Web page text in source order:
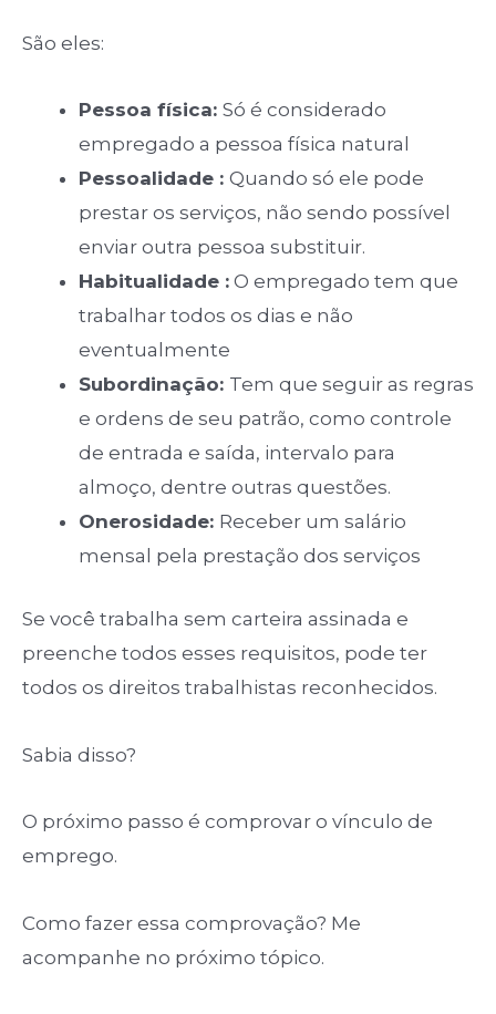
São eles:
Pessoa física: Só é considerado
empregado a pessoa física natural
Pessoalidade : Quando só ele pode
prestar os serviços, não sendo possível
enviar outra pessoa substituir.
Habitualidade : O empregado tem que
trabalhar todos os dias e não
eventualmente
Subordinação: Tem que seguir as regras
e ordens de seu patrão, como controle
de entrada e saída, intervalo para
almoço, dentre outras questões.
Onerosidade: Receber um salário
mensal pela prestação dos serviços
Se você trabalha sem carteira assinada e
preenche todos esses requisitos, pode ter
todos os direitos trabalhistas reconhecidos.
Sabia disso?
O próximo passo é comprovar o vínculo de
emprego.
Como fazer essa comprovação? Me
acompanhe no próximo tópico.